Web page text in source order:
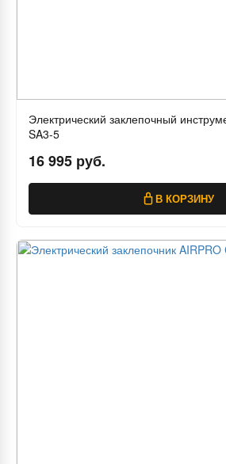
Электрический заклепочный
SA3-5
16 995 руб.
В КОРЗИНУ